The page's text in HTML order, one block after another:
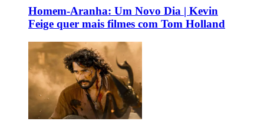
Homem-Aranha: Um Novo Dia | Kevin
Feige quer mais filmes com Tom Holland